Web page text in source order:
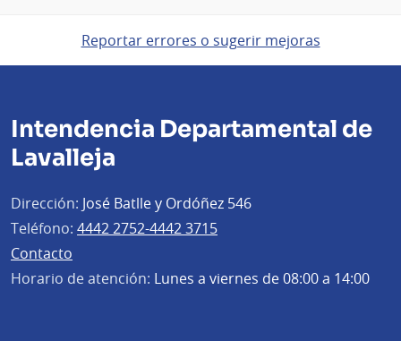
Reportar errores o sugerir mejoras
Intendencia Departamental de
Lavalleja
Dirección: José Batlle y Ordóñez 546
Teléfono: 4442 2752-4442 3715
Contacto
Horario de atención: Lunes a viernes de 08:00 a 14:00